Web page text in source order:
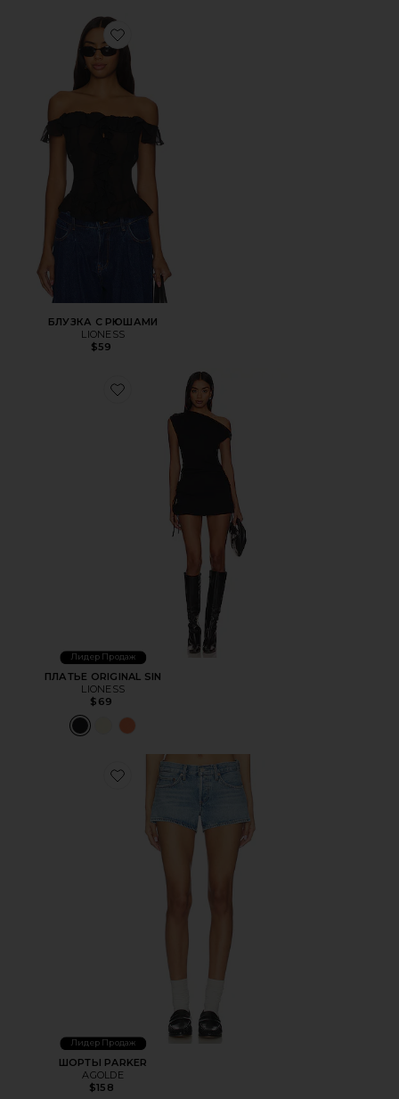
Favorite БЛУЗКА С РЮШАМИ
БЛУЗКА С РЮШАМИ
LIONESS
$59
Favorite ПЛАТЬЕ ORIGINAL SIN
Лидер Продаж
ПЛАТЬЕ ORIGINAL SIN
LIONESS
$69
Favorite ШОРТЫ PARKER
Лидер Продаж
ШОРТЫ PARKER
AGOLDE
$158